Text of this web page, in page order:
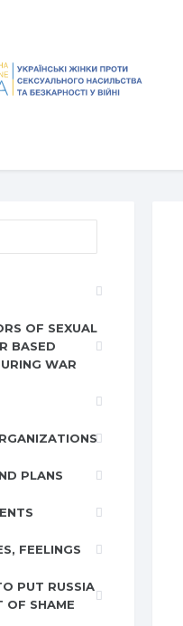
OF SEXUAL
BASED
WAR
PLANS
FEELINGS
PUT RUSSIA
OF SHAME